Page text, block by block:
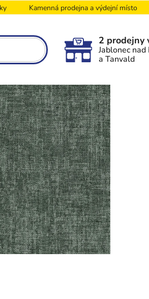
Kamenná prodejna a výdejní místo
2 prodejny
Jablonec nad
a Tanvald